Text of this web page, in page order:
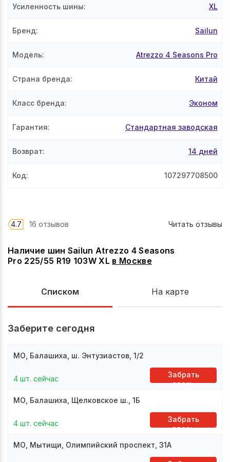
Наличие шин Sailun Atrezzo 4 Seasons
Pro 225/55 R19 103W XL в Москве
Списком На карте
Заберите сегодня
МО, Балашиха, ш. Энтузиастов, 1/2
4 шт. сейчас
Забрать
здесь
МО, Балашиха, Щелковское ш., 1Б
4 шт. сейчас
Забрать
здесь
МО, Мытищи, Олимпийский проспект, 31А
Усиленность шины: XL
Бренд: Sailun
Модель: Atrezzo 4 Seasons Pro
Страна бренда: Китай
Класс бренда: Эконом
Гарантия: Стандартная заводская
Возврат: 14 дней
Код: 107297708500
4.7 16 отзывов Читать отзывы